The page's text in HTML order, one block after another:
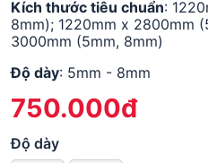
Kích thước tiêu chuẩn:
8mm); 1220mm x 2800mm
3000mm (5mm, 8mm)
Độ dày: 5mm - 8mm
750.000đ
Độ dày